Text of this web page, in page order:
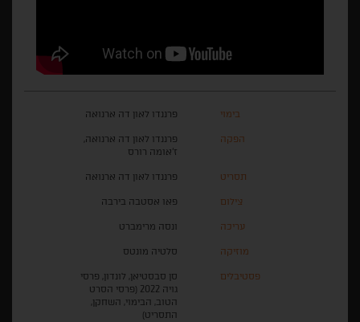
בימוי פרננדו לאון דה ארנואה
הפקה
פרננדו לאון דה ארנואה,
ז'אומה רורס
תסריט פרננדו לאון דה ארנואה
צילום פאו אסטבה בירבה
עריכה ונסה מרימברט
מוזיקה סלטיה מונטס
פסטיבלים
סן סבסטיאן, לונדון, פרסי
גויה 2022 (פרסי הסרט
הטוב, הבימוי, השחקן,
התסריט)